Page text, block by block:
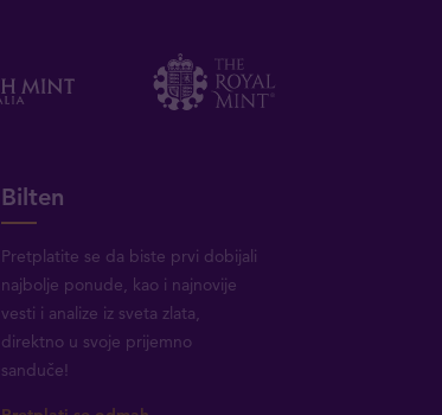
Bilten
Pretplatite se da biste prvi dobijali
najbolje ponude, kao i najnovije
vesti i analize iz sveta zlata,
direktno u svoje prijemno
sanduče!